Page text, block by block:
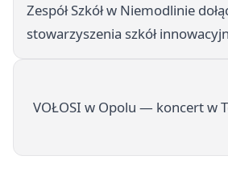
Zespół Szkół w Niemodlinie
stowarzyszenia szkół
VOŁOSI w Opolu — koncert w